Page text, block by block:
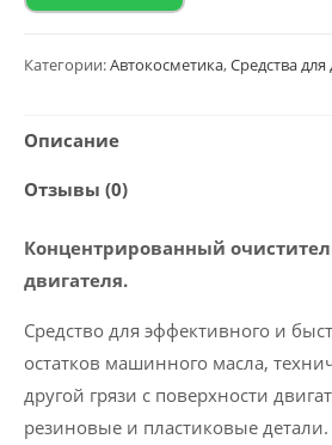
двигателя
2020
Cleaner",
кг
Категории:Автокосметика,Средства для
Описание
Отзывы (0)
Концентрированный
двигателя.
Средство для эффективного и
остатков машинного масла,
другой грязи с поверхности
резиновые и пластиковые